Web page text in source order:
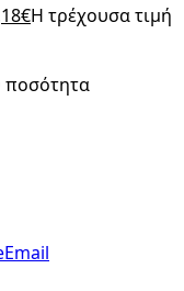
€Η τρέχουσα τιμή
ποσότητα
Email